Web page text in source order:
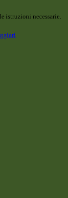
istruzioni necessarie.